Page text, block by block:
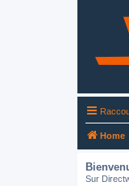
Home
Sur